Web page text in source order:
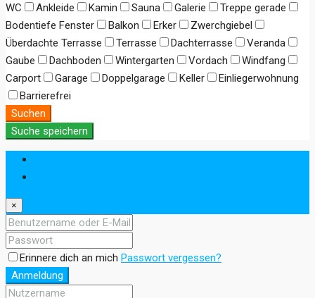
WC
Ankleide Kamin Sauna Galerie
Treppe gerade
Bodentiefe Fenster
Balkon Erker
Zwerchgiebel
Überdachte Terrasse
Terrasse Dachterrasse
Veranda
Gaube
Dachboden Wintergarten Vordach
Windfang
Carport
Garage Doppelgarage Keller
Einliegerwohnung
Barrierefrei
Suchen
Suche speichern
×
Erinnere dich an mich Passwort vergessen?
Anmeldung